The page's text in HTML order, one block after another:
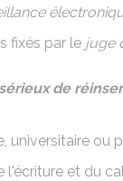
fixés par le juge
de
universitaire ou
l'écriture et du